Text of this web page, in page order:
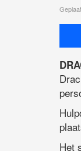
Het